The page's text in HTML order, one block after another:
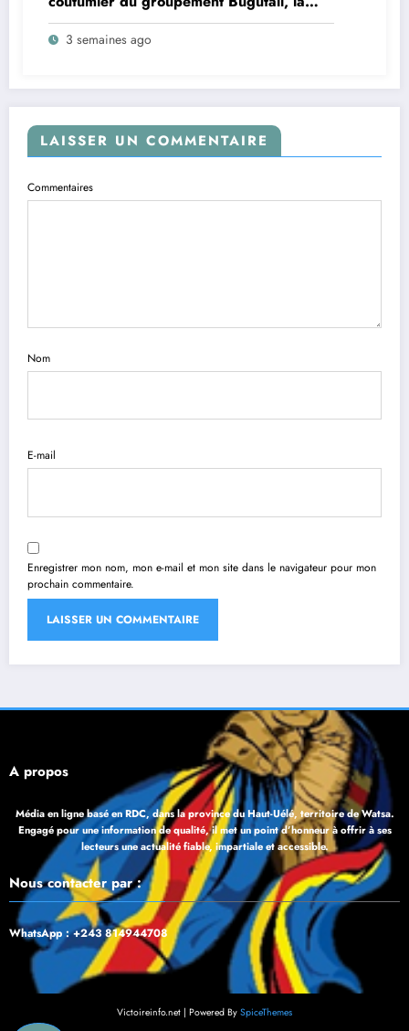
famille régnante Mbiliki réclame
l’installation urgente de César Mbiliki |||
3 semaines ago
LAISSER UN COMMENTAIRE
Commentaires
Nom
E-mail
Enregistrer mon nom, mon e-mail et mon site dans le navigateur pour mon
prochain commentaire.
À propos
Média en ligne basé en RDC, dans la province du Haut-Uélé, territoire de Watsa.
Engagé pour une information de qualité, il met un point d’honneur à offrir à ses
lecteurs une actualité fiable, impartiale et accessible.
Nous contacter par :
WhatsApp : +243 814944708
Victoireinfo.net | Powered By SpiceThemes